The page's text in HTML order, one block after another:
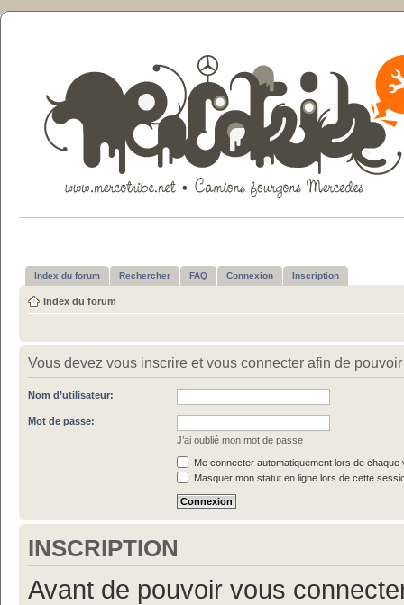
Index du forum Rechercher FAQ Connexion Inscription
Index du forum
Vous devez vous inscrire et vous connecter afin de
Nom d’utilisateur:
Mot de passe:
J’ai oublié mon mot de passe
Me connecter automatiquement lors de chaque
Masquer mon statut en ligne lors de cette
INSCRIPTION
Avant de pouvoir vous